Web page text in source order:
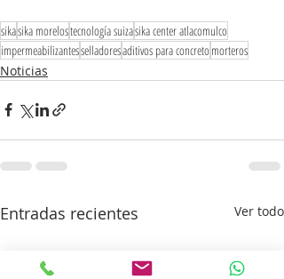
sikasika morelostecnología suizasika center atlacomulco
impermeabilizantesselladoresaditivos para concretomorteros
Noticias
Entradas recientes Ver todo